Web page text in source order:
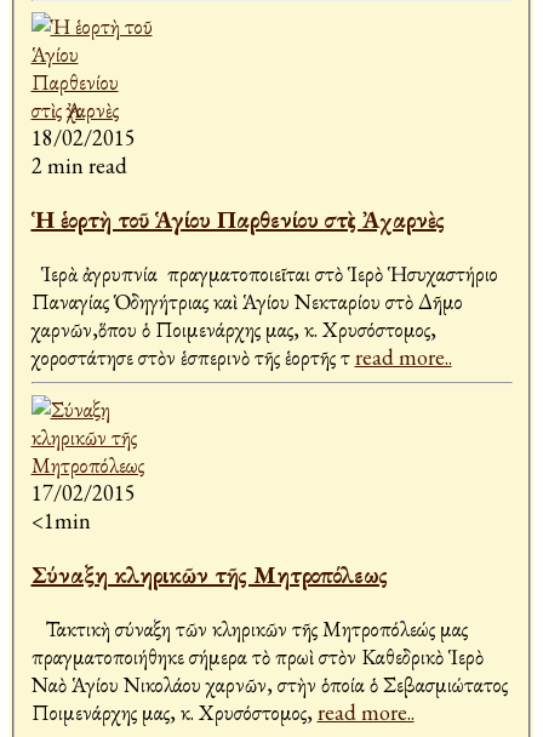
18/02/2015
2 min read
Ἡ ἑορτὴ τοῦ Ἁγίου Παρθενίου στὶς Ἀχαρνὲς
Ἱερὰ ἀγρυπνία πραγματοποιεῖται στὸ Ἱερὸ Ἡσυχαστήριο
Παναγίας Ὁδηγήτριας καὶ Ἁγίου Νεκταρίου στὸ Δῆμο
Ἀχαρνῶν,ὅπου ὁ Ποιμενάρχης μας, κ. Χρυσόστομος,
χοροστάτησε στὸν ἑσπερινὸ τῆς ἑορτῆς τread more..
17/02/2015
<1min
Σύναξη κληρικῶν τῆς Μητροπόλεως
Τακτικὴ σύναξη τῶν κληρικῶν τῆς Μητροπόλεώς μας
πραγματοποιήθηκε σήμερα τὸ πρωὶ στὸν Καθεδρικὸ Ἱερὸ
Ναὸ Ἁγίου Νικολάου Ἀχαρνῶν, στὴν ὁποία ὁ Σεβασμιώτατος
Ποιμενάρχης μας, κ. Χρυσόστομος,read more..